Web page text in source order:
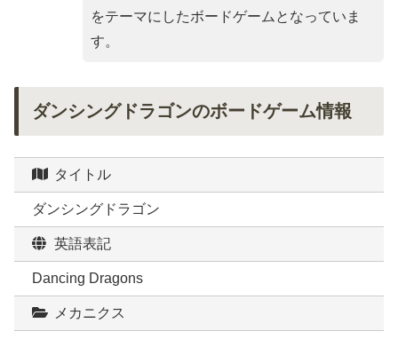
をテーマにしたボードゲームとなっていま
す。
ダンシングドラゴンのボードゲーム情報
タイトル
ダンシングドラゴン
英語表記
Dancing Dragons
メカニクス